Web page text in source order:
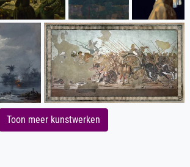
Toon meer kunstwerken